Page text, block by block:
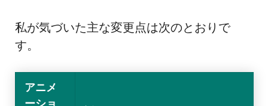
私が気づいた主な変更点は次のとおりで
す。
アニメ
ーショ